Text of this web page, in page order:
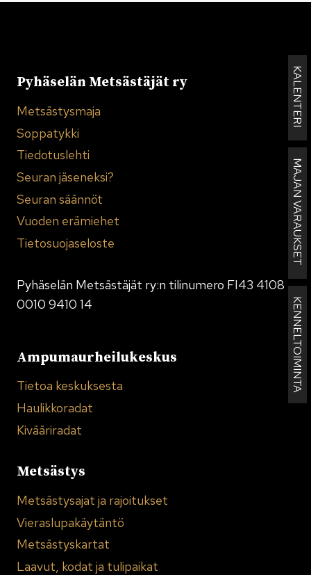
KALENTERI
MAJAN VARAUKSET
KENNELTOIMINTA
Pyhäselän Metsästäjät ry
Metsästysmaja
Soppatykki
Tiedotuslehti
Seuran jäseneksi?
Seuran säännöt
Vuoden erämiehet
Tietosuojaseloste
Pyhäselän Metsästäjät ry:n tilinumero FI43 4108
0010 9410 14
Ampumaurheilukeskus
Tietoa keskuksesta
Haulikkoradat
Kivääriradat
Metsästys
Metsästysajat ja rajoitukset
Vieraslupakäytäntö
Metsästyskartat
Laavut, kodat ja tulipaikat